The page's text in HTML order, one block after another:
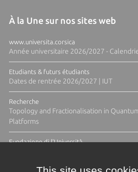
À la Une sur nos sites web
www.universita.corsica
Année universitaire 2026/2027 -
Etudiants & futurs étudiants
Dates de rentrée 2026/2027 | IUT
Recherche
Topology and Fractionalisation in
Platforms
Fundazione di l'Università